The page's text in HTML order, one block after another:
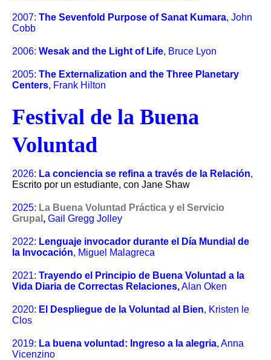
2007: The Sevenfold Purpose of Sanat Kumara, John
Cobb
2006: Wesak and the Light of Life, Bruce Lyon
2005: The Externalization and the Three Planetary
Centers, Frank Hilton
Festival de la Buena
Voluntad
2026: La conciencia se refina a través de la Relación,
Escrito por un estudiante, con Jane Shaw
2025: La Buena Voluntad Práctica y el Servicio
Grupal , Gail Gregg Jolley
2022: Lenguaje invocador durante el Día Mundial de
la Invocación, Miguel Malagreca
2021: Trayendo el Principio de Buena Voluntad a la
Vida Diaria de Correctas Relaciones,Alan Oken
2020: El Despliegue de la Voluntad al Bien, Kristen le
Clos
2019: La buena voluntad: Ingreso a la alegria, Anna
Vicenzino